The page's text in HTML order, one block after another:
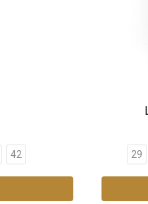
42 29